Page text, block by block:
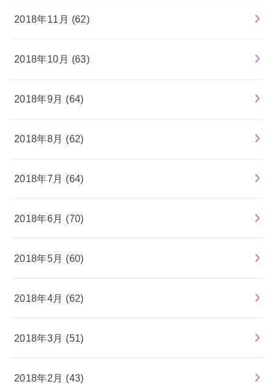
2018年11月 (62)
2018年10月 (63)
2018年9月 (64)
2018年8月 (62)
2018年7月 (64)
2018年6月 (70)
2018年5月 (60)
2018年4月 (62)
2018年3月 (51)
2018年2月 (43)